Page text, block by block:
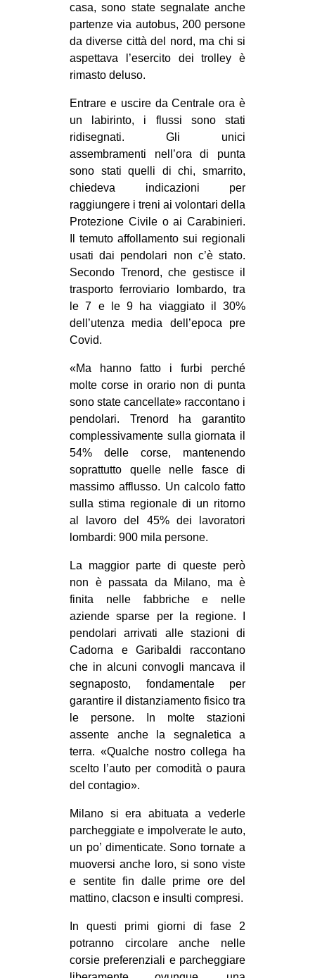
casa, sono state segnalate anche
partenze via autobus, 200 persone
da diverse città del nord, ma chi si
aspettava l’esercito dei trolley è
rimasto deluso.
Entrare e uscire da Centrale ora è
un labirinto, i flussi sono stati
ridisegnati. Gli unici
assembramenti nell’ora di punta
sono stati quelli di chi, smarrito,
chiedeva indicazioni per
raggiungere i treni ai volontari della
Protezione Civile o ai Carabinieri.
Il temuto affollamento sui regionali
usati dai pendolari non c’è stato.
Secondo Trenord, che gestisce il
trasporto ferroviario lombardo, tra
le 7 e le 9 ha viaggiato il 30%
dell’utenza media dell’epoca pre
Covid.
«Ma hanno fatto i furbi perché
molte corse in orario non di punta
sono state cancellate» raccontano i
pendolari. Trenord ha garantito
complessivamente sulla giornata il
54% delle corse, mantenendo
soprattutto quelle nelle fasce di
massimo afflusso. Un calcolo fatto
sulla stima regionale di un ritorno
al lavoro del 45% dei lavoratori
lombardi: 900 mila persone.
La maggior parte di queste però
non è passata da Milano, ma è
finita nelle fabbriche e nelle
aziende sparse per la regione. I
pendolari arrivati alle stazioni di
Cadorna e Garibaldi raccontano
che in alcuni convogli mancava il
segnaposto, fondamentale per
garantire il distanziamento fisico tra
le persone. In molte stazioni
assente anche la segnaletica a
terra. «Qualche nostro collega ha
scelto l’auto per comodità o paura
del contagio».
Milano si era abituata a vederle
parcheggiate e impolverate le auto,
un po’ dimenticate. Sono tornate a
muoversi anche loro, si sono viste
e sentite fin dalle prime ore del
mattino, clacson e insulti compresi.
In questi primi giorni di fase 2
potranno circolare anche nelle
corsie preferenziali e parcheggiare